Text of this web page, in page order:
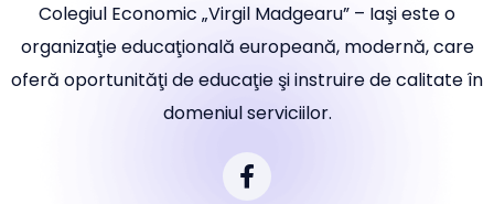
Colegiul Economic „Virgil Madgearu” – Iaşi este o
organizaţie educaţională europeană, modernă, care
oferă oportunităţi de educaţie şi instruire de calitate în
domeniul serviciilor.